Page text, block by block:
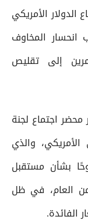
الدولار الأمريكي
انحسار المخاوف
إلى تقليص
اجتماع لجنة
الأمريكي، والذي
بشأن مستقبل
من العام، في ظل
الفائدة.